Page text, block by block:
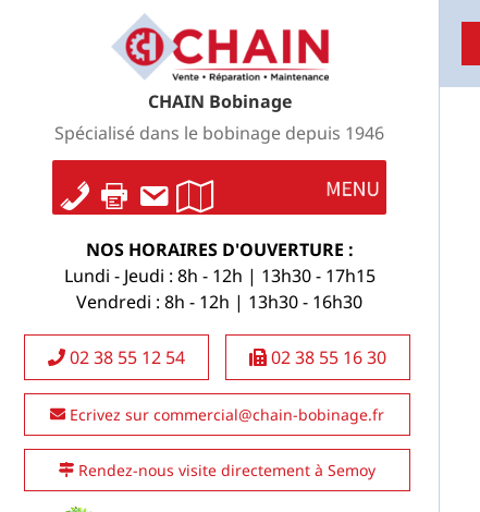
CHAIN Bobinage
Spécialisé dans le bobinage depuis 1946
NOS HORAIRES D'OUVERTURE :
Lundi - Jeudi : 8h - 12h | 13h30 - 17h15
Vendredi : 8h - 12h | 13h30 - 16h30
02 38 55 12 54 02 38 55 16 30
Ecrivez sur commercial@chain-bobinage.fr
Rendez-nous visite directement à Semoy